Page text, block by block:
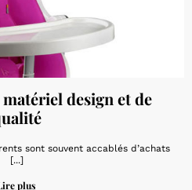
design et de
sont souvent accablés d’achats
[...]
plus